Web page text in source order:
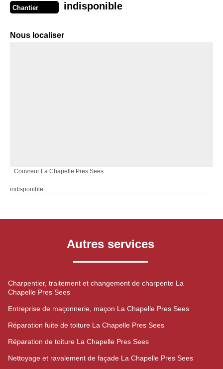
Chantier indisponible
Nous localiser
Couvreur La Chapelle Pres Sees
indisponible
Autres services
Charpentier, traitement et changement de charpente La
Chapelle Pres Sees
Entreprise de maçonnerie, maçon La Chapelle Pres Sees
Réparation fuite de toiture La Chapelle Pres Sees
Réparation de toiture La Chapelle Pres Sees
Nettoyage et ravalement de façade La Chapelle Pres Sees